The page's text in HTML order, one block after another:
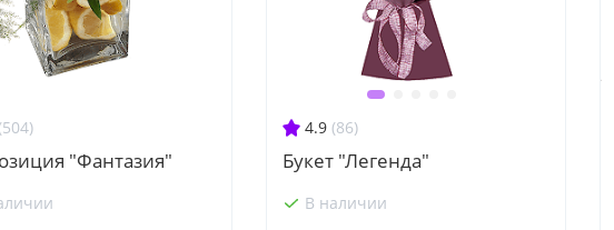
"Фантазия"
4.9 (86)
Букет "Легенда"
В наличии